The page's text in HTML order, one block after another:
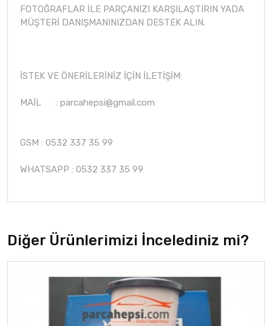
FOTOĞRAFLAR İLE PARÇANIZI KARŞILAŞTIRIN YADA
MÜŞTERİ DANIŞMANINIZDAN DESTEK ALIN.
İSTEK VE ÖNERİLERİNİZ İÇİN İLETİŞİM:
MAİL : parcahepsi@gmail.com
GSM : 0532 337 35 99
WHATSAPP : 0532 337 35 99
Diğer Ürünlerimizi İncelediniz mi?